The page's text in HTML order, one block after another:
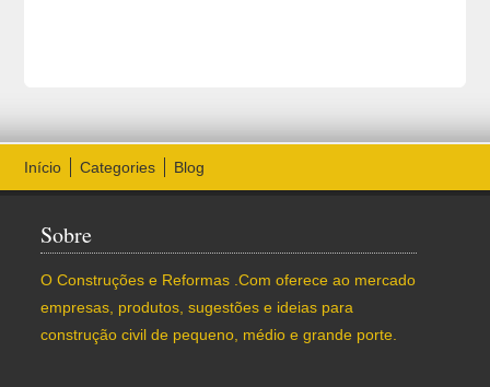
Início Categories Blog
Sobre
O Construções e Reformas .Com oferece ao mercado
empresas, produtos, sugestões e ideias para
construção civil de pequeno, médio e grande porte.